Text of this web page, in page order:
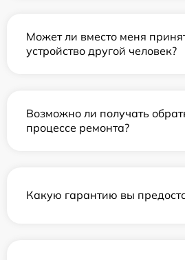
Может ли вместо меня
устройство другой человек?
Возможно ли получать
процессе ремонта?
Какую гарантию вы